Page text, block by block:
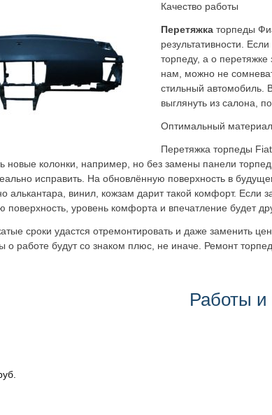
Качество работы
Перетяжка торпеды
результативности.
торпеду, а о
нам, можно не
стильный автомобиль.
выглянуть из салона,
Оптимальный материал
Перетяжка торпеды
новые колонки, например, но без замены панели
исправить. На обновлённую поверхность в
алькантара, винил, кожзам дарит такой комфорт.
поверхность, уровень комфорта и впечатление будет
сроки удастся отремонтировать и даже заменить
о работе будут со знаком плюс, не иначе. Ремонт
Работы